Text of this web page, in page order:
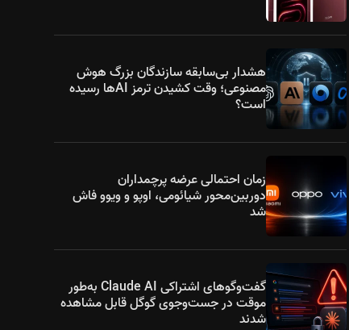
هشدار بی‌سابقه سازندگان بزرگ هوش
مصنوعی؛ وقت کشیدن ترمز AIها رسیده
است؟
زمان احتمالی عرضه پرچمداران
دوربین‌محور شیائومی، اوپو و ویوو فاش
شد
گفت‌وگوهای اشتراکی Claude AI به‌طور
موقت در جست‌وجوی گوگل قابل مشاهده
شدند